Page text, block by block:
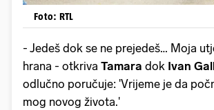
Foto: RTL
- Jedeš dok se ne prejedeš… Moja
hrana - otkriva Tamara dok Ivan
odlučno poručuje: 'Vrijeme je da
mog novog života.'